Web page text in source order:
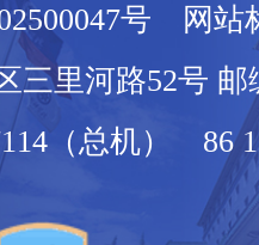
号 网站
三里河路52号 邮
（总机） 86